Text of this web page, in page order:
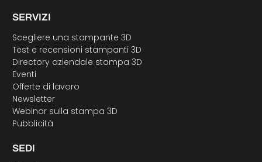
SERVIZI
Scegliere una stampante 3D
Test e recensioni stampanti 3D
Directory aziendale stampa 3D
Eventi
Offerte di lavoro
Newsletter
Webinar sulla stampa 3D
Pubblicità
SEDI